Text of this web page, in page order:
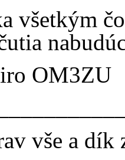
všetkým
OM3ZU
vše a dík